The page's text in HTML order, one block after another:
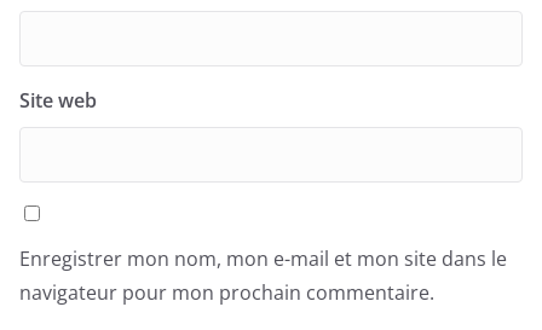
Site web
Enregistrer mon nom, mon e-mail et mon site dans le
navigateur pour mon prochain commentaire.